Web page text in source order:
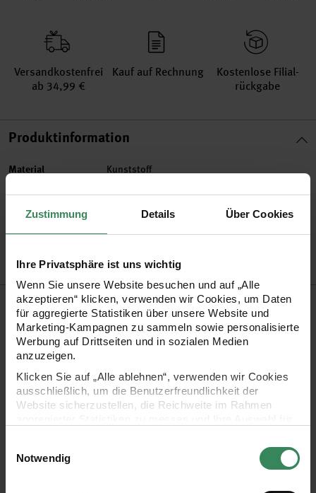
Zustimmung Details Über Cookies
Ihre Privatsphäre ist uns wichtig
Wenn Sie unsere Website besuchen und auf „Alle
akzeptieren“ klicken, verwenden wir Cookies, um Daten
für aggregierte Statistiken über unsere Website und
Marketing-Kampagnen zu sammeln sowie personalisierte
Werbung auf Drittseiten und in sozialen Medien
anzuzeigen.
Klicken Sie auf „Alle ablehnen“, verwenden wir Cookies
ausschließlich, um die Benutzerfreundlichkeit der
Website sicherzustellen, die Reichweite im Rahmen
Ihre Einwilligung ist freiwillig und kann jederzeit über den
Link „Cookie-Einstellungen“ im Fußbereich der Seite
Notwendig
Versand­kosten­frei
ab 34,99 €
Kauf auf Rechnung
Kosten­lose Filial­
rückgabe
Produktinformation
Material Kunststoff
Artikel-Nr.600165
Bestell-Nr.3415061
Produktbeschreibung
Schmuck kann man ganz einfach selbst herstellen! Aus dem
vielfältigen Perlen-Sortiment lassen sich einfach und schnell
Ketten und Armbänder im verspielten und zugleich coolen
Look gestalten. Einfach die Perlen auf einen elastischen
Pieces zum Verschenken oder Selbertragen.